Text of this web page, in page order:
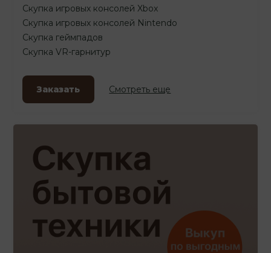
Скупка игровых консолей Xbox
Скупка игровых консолей Nintendo
Скупка геймпадов
Скупка VR-гарнитур
Заказать Смотреть еще